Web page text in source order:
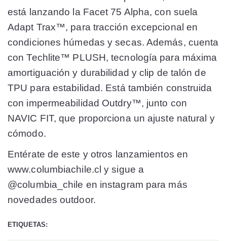
está lanzando la Facet 75 Alpha, con suela
Adapt Trax™, para tracción excepcional en
condiciones húmedas y secas. Además, cuenta
con Techlite™ PLUSH, tecnología para máxima
amortiguación y durabilidad y clip de talón de
TPU para estabilidad. Está también construida
con impermeabilidad Outdry™, junto con
NAVIC FIT, que proporciona un ajuste natural y
cómodo.
Entérate de este y otros lanzamientos en
www.columbiachile.cl y sigue a
@columbia_chile en instagram para más
novedades outdoor.
ETIQUETAS: